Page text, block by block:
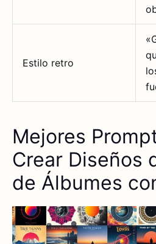
Estilo retro
Mejores
Crear Diseños
de Álbumes